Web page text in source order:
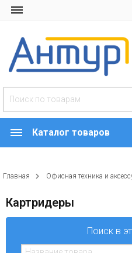
Каталог товаров
Главная Офисная техника и
Картридеры
Поиск в